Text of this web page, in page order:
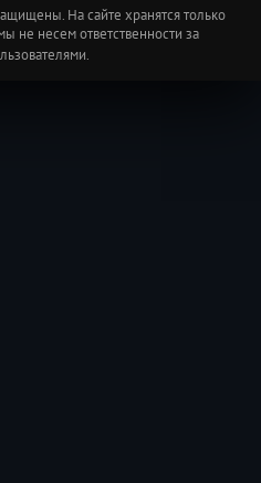
На сайте хранятся только
не несем ответственности за